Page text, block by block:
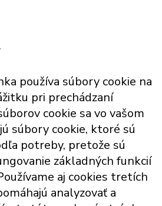
používa súbory cookie na
pri prechádzaní
cookie sa vo vašom
súbory cookie, ktoré sú
potreby, pretože sú
základných funkcií
aj cookies tretích
analyzovať a